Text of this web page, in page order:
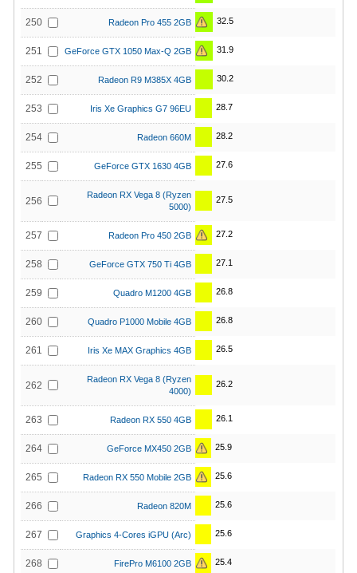
250 Radeon Pro 455 2GB 32.5
251 GeForce GTX 1050 Max-Q 2GB 31.9
252 Radeon R9 M385X 4GB 30.2
253 Iris Xe Graphics G7 96EU 28.7
254 Radeon 660M 28.2
255 GeForce GTX 1630 4GB 27.6
256
Radeon RX Vega 8 (Ryzen
5000)
27.5
257 Radeon Pro 450 2GB 27.2
258 GeForce GTX 750 Ti 4GB 27.1
259 Quadro M1200 4GB 26.8
260 Quadro P1000 Mobile 4GB 26.8
261 Iris Xe MAX Graphics 4GB 26.5
262
Radeon RX Vega 8 (Ryzen
4000)
26.2
263 Radeon RX 550 4GB 26.1
264 GeForce MX450 2GB 25.9
265 Radeon RX 550 Mobile 2GB 25.6
266 Radeon 820M 25.6
267 Graphics 4-Cores iGPU (Arc) 25.6
268 FirePro M6100 2GB 25.4